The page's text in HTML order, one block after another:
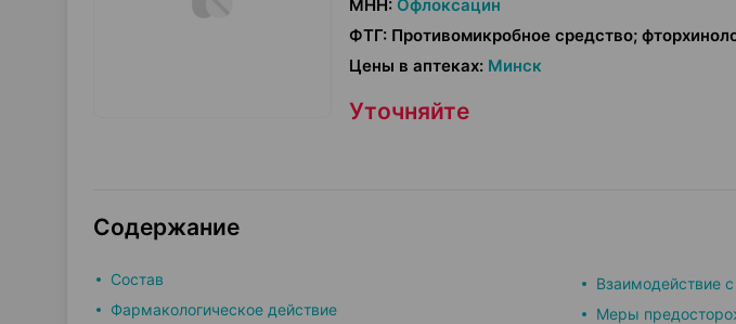
МНН: Офлоксацин
ФТГ: Противомикробное средство;
Цены в аптеках: Минск
Уточняйте
Содержание
Состав
Фармакологическое действие
Взаимодействие
Меры